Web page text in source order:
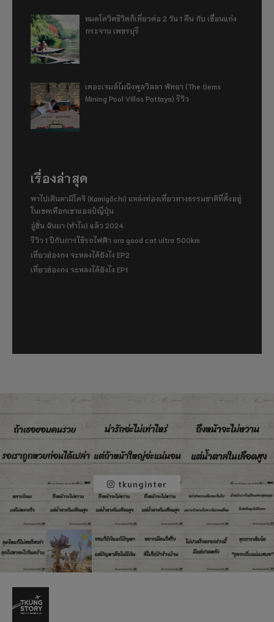
หมดโควิดชีวิตก็เที่ยวต่อ 2 วัน 1 คืน กับ เขื่อนแก่ง
กระจาน เพชรบุรี
เดอะเจมส์ไมนิงพูลวิลลา พัทยา (The Gems
Mining Pool Villas Pattaya) รีวิว
เรื่องล่าสุด
พาไปเดินคามิโคจิ (Kamigōchi) แหล่งท่องเที่ยวทางธรรมชาติที่ตั้งอยู่
ในเขตเทือกเขาแอลป์ญี่ปุ่น
อู่ฮั่น ฉันมา (ทำไม) แล้ว 2024
รีวิว 1 ปีกับการใช้รถไฟฟ้า ora good cat ultra 500km
เที่ยวฮ่องกง จะหลงได้ยังไง EP2
เที่ยวฮ่องกง จะหลงได้ยังไง EP1
tkunginter